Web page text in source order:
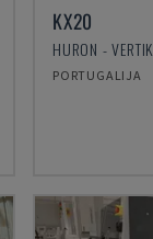
KX20
PORTUGALIJA